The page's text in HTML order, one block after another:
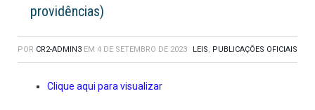
providências)
POR CR2-ADMIN3 EM 4 DE SETEMBRO DE 2023 LEIS, PUBLICAÇÕES OFICIAIS
Clique aqui para visualizar